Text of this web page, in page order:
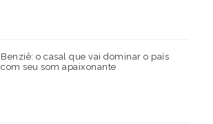
Benziê: o casal que vai dominar o país
com seu som apaixonante